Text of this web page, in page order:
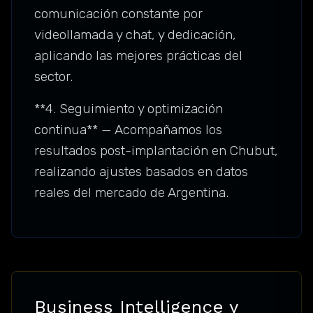
comunicación constante por
videollamada y chat, y dedicación,
aplicando las mejores prácticas del
sector.
**4. Seguimiento y optimización
continua** — Acompañamos los
resultados post-implantación en Chubut,
realizando ajustes basados en datos
reales del mercado de Argentina.
Business Intelligence y